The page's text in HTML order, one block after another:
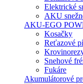
Elektrické
AKU
AKU-EGO
Kosačky
Reťazové
Snehové
Fukáre
Akumulátorové